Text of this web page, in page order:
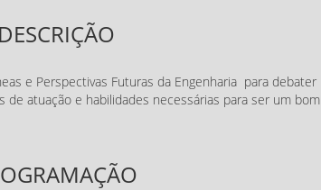
DESCRIÇÃO
e Perspectivas Futuras da Engenharia para debater
de atuação e habilidades necessárias para ser um bom